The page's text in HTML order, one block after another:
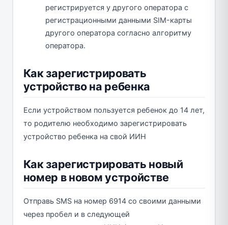
регистрируется у другого оператора с
регистрационными данными SIM-карты
другого оператора согласно алгоритму
оператора.
Как зарегистрировать
устройство на ребенка
Если устройством пользуется ребенок до 14 лет,
то родителю необходимо зарегистрировать
устройство ребенка на свой ИИН
Как зарегистрировать новый
номер в новом устройстве
Отправь SMS на номер 6914 со своими данными
через пробел и в следующей